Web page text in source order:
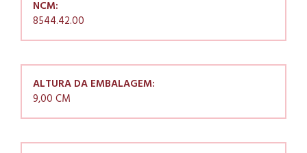
NCM:
8544.42.00
ALTURA DA EMBALAGEM:
9,00 CM